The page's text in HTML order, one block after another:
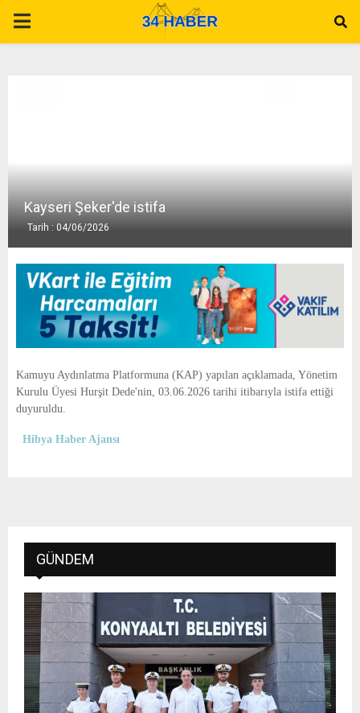
P
A
E
N
Kayseri Şeker'de istifa
Tarih : 04/06/2026
Kamuyu Aydınlatma Platformuna (KAP) yapılan açıklamada, Yönetim
Kurulu Üyesi Hurşit Dede'nin, 03.06.2026 tarihi itibarıyla istifa ettiği
duyuruldu.
Hibya Haber Ajansı
GÜNDEM